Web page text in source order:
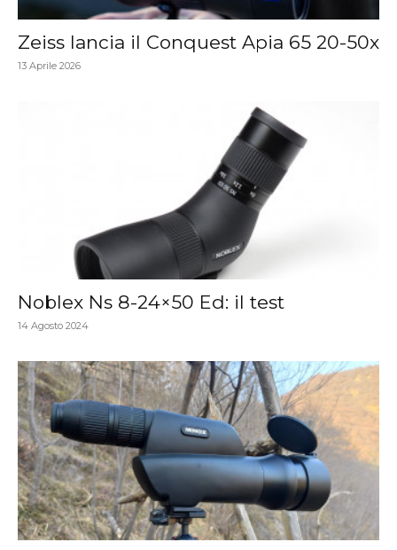
Zeiss lancia il Conquest Apia 65 20-50x
13 Aprile 2026
Noblex Ns 8-24×50 Ed: il test
14 Agosto 2024